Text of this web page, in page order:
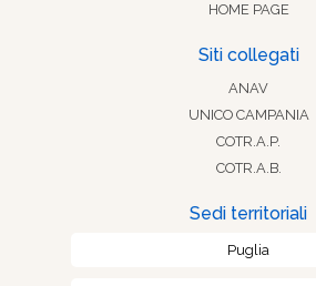
HOME PAGE
Siti collegati
ANAV
UNICO CAMPANIA
COTR.A.P.
COTR.A.B.
Sedi territoriali
Puglia